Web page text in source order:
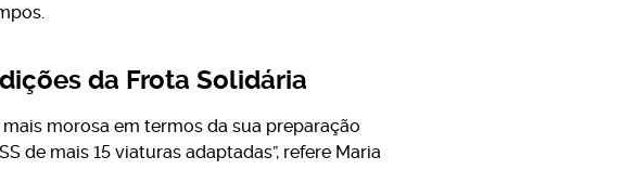
da Frota Solidária
morosa em termos da sua preparação
de mais 15 viaturas adaptadas”, refere Maria